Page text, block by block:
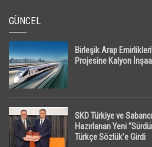
GÜNCEL
Birleşik Arap
Projesine Kalyon
SKD Türkiye ve
Hazırlanan Yeni
Türkçe Sözlük’e Girdi